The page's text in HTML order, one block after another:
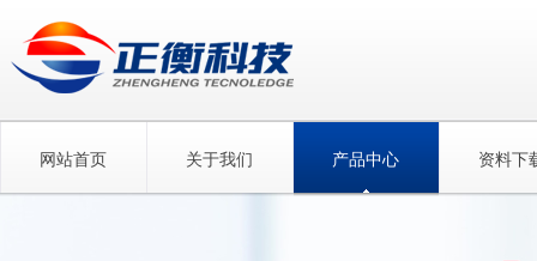
网站首页 关于我们 产品中心 资料下